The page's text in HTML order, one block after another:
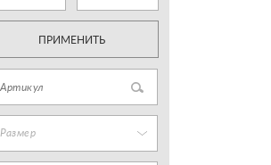
ПРИМЕНИТЬ
Размер